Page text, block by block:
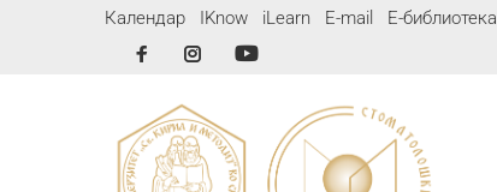
Календар IKnow iLearn E-mail Е-библиотека